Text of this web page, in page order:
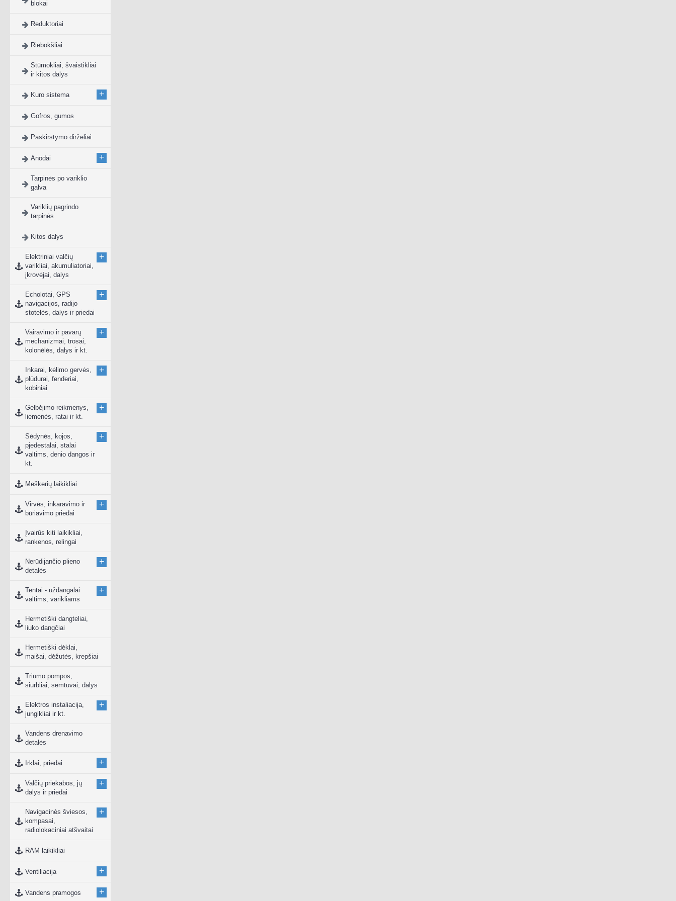
blokai
Reduktoriai
Riebokšliai
Stūmokliai, švaistikliai
ir kitos dalys
Kuro sistema +
Gofros, gumos
Paskirstymo dirželiai
Anodai +
Tarpinės po variklio
galva
Variklių pagrindo
tarpinės
Kitos dalys
Elektriniai valčių
varikliai, akumuliatoriai,
įkrovėjai, dalys
+
Echolotai, GPS
navigacijos, radijo
stotelės, dalys ir priedai
+
Vairavimo ir pavarų
mechanizmai, trosai,
kolonėlės, dalys ir kt.
+
Inkarai, kėlimo gervės,
plūdurai, fenderiai,
kobiniai
+
Gelbėjimo reikmenys,
liemenės, ratai ir kt.
+
Sėdynės, kojos,
pjedestalai, stalai
valtims, denio dangos ir
kt.
+
Meškerių laikikliai
Virvės, inkaravimo ir
būriavimo priedai
+
Įvairūs kiti laikikliai,
rankenos, relingai
Nerūdijančio plieno
detalės
+
Tentai - uždangalai
valtims, varikliams
+
Hermetiški dangteliai,
liuko dangčiai
Hermetiški dėklai,
maišai, dėžutės, krepšiai
Triumo pompos,
siurbliai, semtuvai, dalys
Elektros instaliacija,
jungikliai ir kt.
+
Vandens drenavimo
detalės
Irklai, priedai +
Valčių priekabos, jų
dalys ir priedai
+
Navigacinės šviesos,
kompasai,
radiolokaciniai atšvaitai
+
RAM laikikliai
Ventiliacija +
Vandens pramogos +